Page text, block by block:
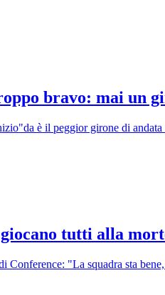
bravo: mai un
è il peggior girone di
tutti alla
Conference: "La squadra sta